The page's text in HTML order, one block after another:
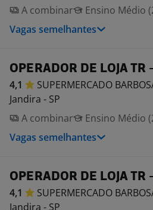
A combinar
Ensino Médio
Vagas semelhantes
OPERADOR DE LOJA TR
4,1 SUPERMERCADO
Jandira - SP
A combinar
Ensino Médio
Vagas semelhantes
OPERADOR DE LOJA TR
4,1 SUPERMERCADO
Jandira - SP